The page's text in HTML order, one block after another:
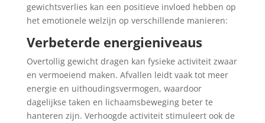
gewichtsverlies kan een positieve invloed hebben op
het emotionele welzijn op verschillende manieren:
Verbeterde energieniveaus
Overtollig gewicht dragen kan fysieke activiteit zwaar
en vermoeiend maken. Afvallen leidt vaak tot meer
energie en uithoudingsvermogen, waardoor
dagelijkse taken en lichaamsbeweging beter te
hanteren zijn. Verhoogde activiteit stimuleert ook de